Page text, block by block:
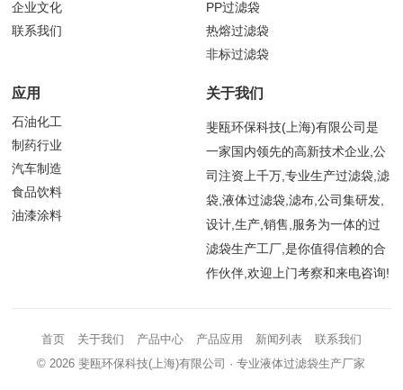
企业文化
联系我们
PP过滤袋
热熔过滤袋
非标过滤袋
应用
石油化工
制药行业
汽车制造
食品饮料
油漆涂料
关于我们
斐瓯环保科技(上海)有限公司是
一家国内领先的高新技术企业,公
司注资上千万,专业生产过滤袋,滤
袋,液体过滤袋,滤布,公司集研发,
设计,生产,销售,服务为一体的过
滤袋生产工厂,是你值得信赖的合
作伙伴,欢迎上门考察和来电咨询!
首页 关于我们 产品中心 产品应用 新闻列表
联系我们
© 2026斐瓯环保科技(上海)有限公司 · 专业液体过滤袋生产厂家